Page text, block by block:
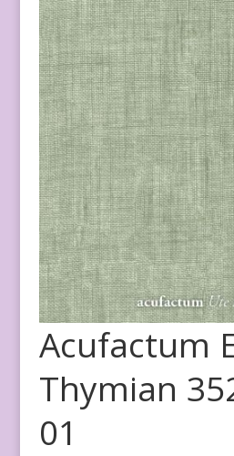
Acufactum
Thymian
01